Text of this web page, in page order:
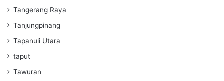
Tangerang Raya
Tanjungpinang
Tapanuli Utara
taput
Tawuran